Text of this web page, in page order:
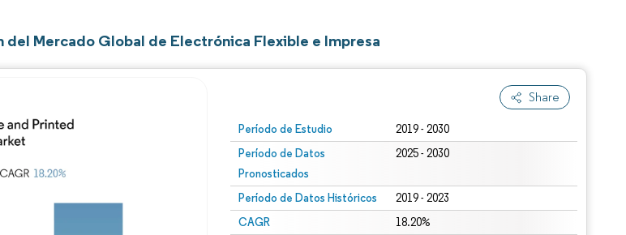
del Mercado Global de Electrónica Flexible e Impresa
Share
Período de Estudio 2019 - 2030
Período de Datos
Pronosticados
2025 - 2030
Período de Datos Históricos 2019 - 2023
CAGR 18.20%